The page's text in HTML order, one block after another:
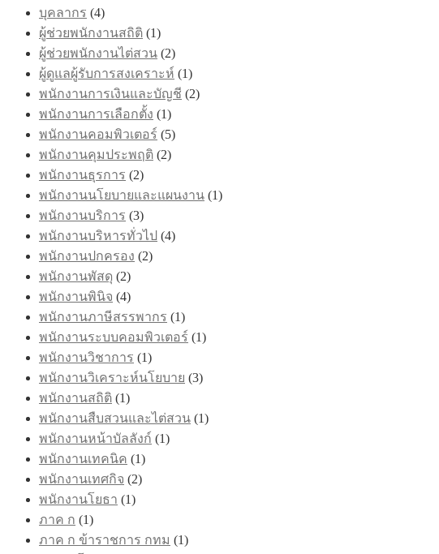
บุคลากร (4)
ผู้ช่วยพนักงานสถิติ (1)
ผู้ช่วยพนักงานไต่สวน (2)
ผู้ดูแลผู้รับการสงเคราะห์ (1)
พนักงานการเงินและบัญชี (2)
พนักงานการเลือกตั้ง (1)
พนักงานคอมพิวเตอร์ (5)
พนักงานคุมประพฤติ (2)
พนักงานธุรการ (2)
พนักงานนโยบายและแผนงาน (1)
พนักงานบริการ (3)
พนักงานบริหารทั่วไป (4)
พนักงานปกครอง (2)
พนักงานพัสดุ (2)
พนักงานพินิจ (4)
พนักงานภาษีสรรพากร (1)
พนักงานระบบคอมพิวเตอร์ (1)
พนักงานวิชาการ (1)
พนักงานวิเคราะห์นโยบาย (3)
พนักงานสถิติ (1)
พนักงานสืบสวนและไต่สวน (1)
พนักงานหน้าบัลลังก์ (1)
พนักงานเทคนิค (1)
พนักงานเทศกิจ (2)
พนักงานโยธา (1)
ภาค ก (1)
ภาค ก ข้าราชการ กทม (1)